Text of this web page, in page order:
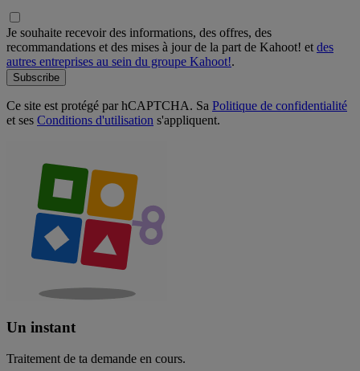
Je souhaite recevoir des informations, des offres, des
recommandations et des mises à jour de la part de Kahoot! et des
autres entreprises au sein du groupe Kahoot!.
Subscribe
Ce site est protégé par hCAPTCHA. Sa Politique de confidentialité
et ses Conditions d'utilisation s'appliquent.
Un instant
Traitement de ta demande en cours.